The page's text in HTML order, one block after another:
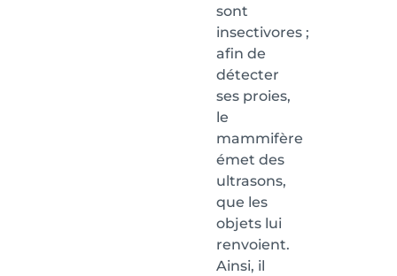
sont
insectivores ;
afin de
détecter
ses proies,
le
mammifère
émet des
ultrasons,
que les
objets lui
renvoient.
Ainsi, il